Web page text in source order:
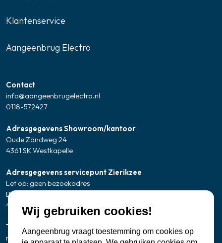
Klantenservice
Aangeenbrug Electro
Contact
info@aangeenbrugelectro.nl
0118-572427
Adresgegevens Showroom/kantoor
Oude Zandweg 24
4361 SK Westkapelle
Adresgegevens servicepunt Zierikzee
Let op: geen bezoekadres
Banjaartstraat 2 - 0005
4301 RR Zierikzee
Telefonisch bereikbaar
ma t/m vr
8:00 - 12:00 uur
Wij gebruiken cookies!
Aangeenbrug vraagt toestemming om cookies op